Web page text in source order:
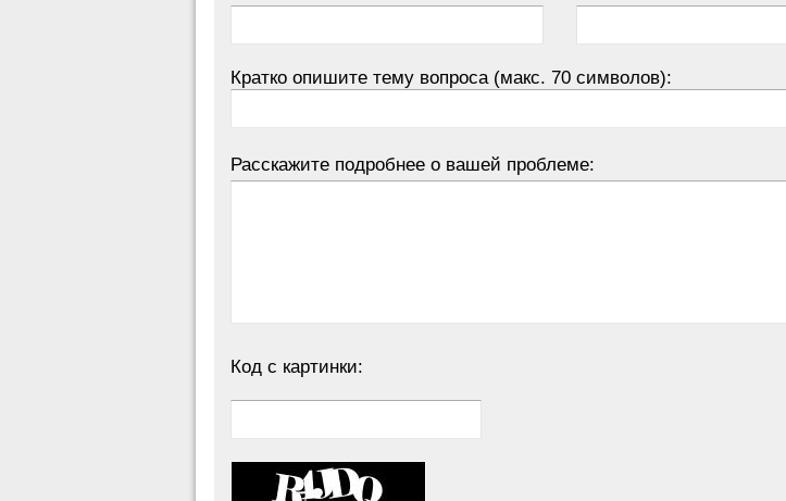
Кратко опишите тему вопроса (макс. 70 символов):
Расскажите подробнее о вашей проблеме:
Код с картинки: